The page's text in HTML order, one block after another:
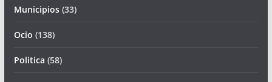
Municipios(33)
Ocio (138)
Politica (58)